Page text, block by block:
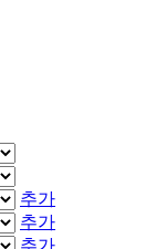
추가
추가
추가